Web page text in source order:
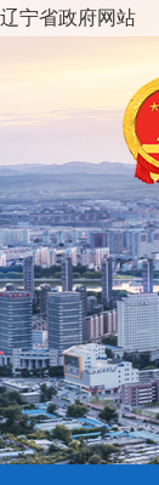
辽宁省政府网站